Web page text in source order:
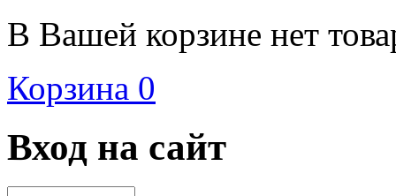
В Вашей корзине нет
Корзина 0
Вход на сайт